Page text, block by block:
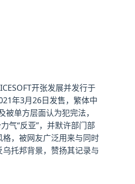
开张发展并发行于
年3月26日发售，繁体中
单方层面认为犯完法，
气“反亚”，并默许部门部
，被网友广泛用来与同时
托邦背景，赞扬其记录与